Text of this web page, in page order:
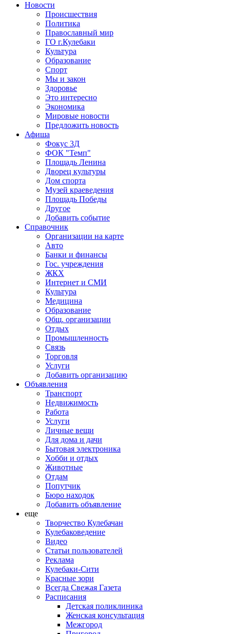
Новости
Происшествия
Политика
Православный мир
ГО г.Кулебаки
Культура
Образование
Спорт
Мы и закон
Здоровье
Это интересно
Экономика
Мировые новости
Предложить новость
Афиша
Фокус 3Д
ФОК "Темп"
Площадь Ленина
Дворец культуры
Дом спорта
Музей краеведения
Площадь Победы
Другое
Добавить событие
Справочник
Организации на карте
Авто
Банки и финансы
Гос. учреждения
ЖКХ
Интернет и СМИ
Культура
Медицина
Образование
Общ. организации
Отдых
Промышленность
Связь
Торговля
Услуги
Добавить организацию
Объявления
Транспорт
Недвижимость
Работа
Услуги
Личные вещи
Для дома и дачи
Бытовая электроника
Хобби и отдых
Животные
Отдам
Попутчик
Бюро находок
Добавить объявление
еще
Творчество Кулебачан
Кулебаковедение
Видео
Статьи пользователей
Реклама
Кулебаки-Сити
Красные зори
Всегда Свежая Газета
Расписания
Детская поликлиника
Женская консультация
Межгород